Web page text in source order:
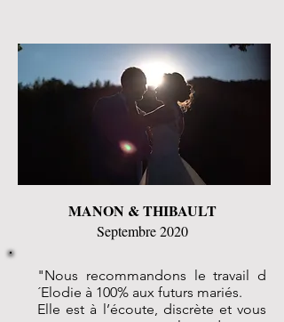
MANON & THIBAULT
Septembre 2020
"Nous recommandons le travail d
´Elodie à 100% aux futurs mariés.
Elle est à l’écoute, discrète et vous